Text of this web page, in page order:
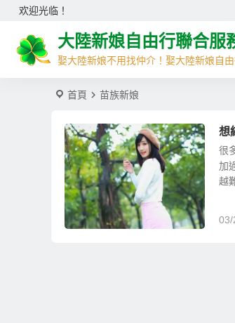
欢迎光临！
大陸新娘自由行聯合服
娶大陸新娘不用找仲介！娶大陸新娘自由
首頁 苗族新娘
想
很
加
越
03/